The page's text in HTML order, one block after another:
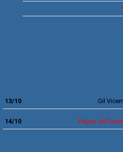
13/10 Gil
14/10 Paços de